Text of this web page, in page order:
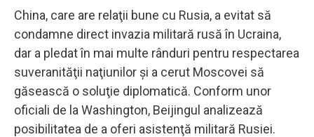
China, care are relaţii bune cu Rusia, a evitat să
condamne direct invazia militară rusă în Ucraina,
dar a pledat în mai multe rânduri pentru respectarea
suveranităţii naţiunilor şi a cerut Moscovei să
găsească o soluţie diplomatică. Conform unor
oficiali de la Washington, Beijingul analizează
posibilitatea de a oferi asistenţă militară Rusiei.